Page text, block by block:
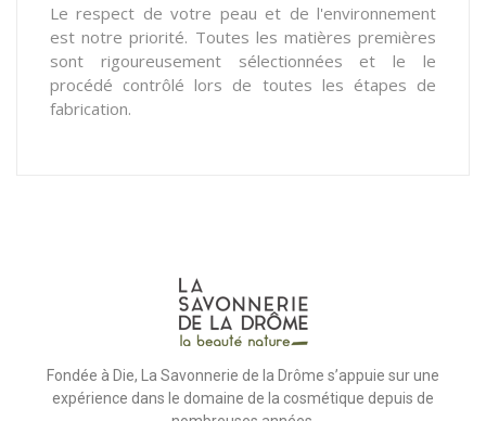
Le respect de votre peau et de l'environnement
est notre priorité. Toutes les matières premières
sont rigoureusement sélectionnées et le le
procédé contrôlé lors de toutes les étapes de
fabrication.
Fondée à Die, La Savonnerie de la Drôme s’appuie sur une
expérience dans le domaine de la cosmétique depuis de